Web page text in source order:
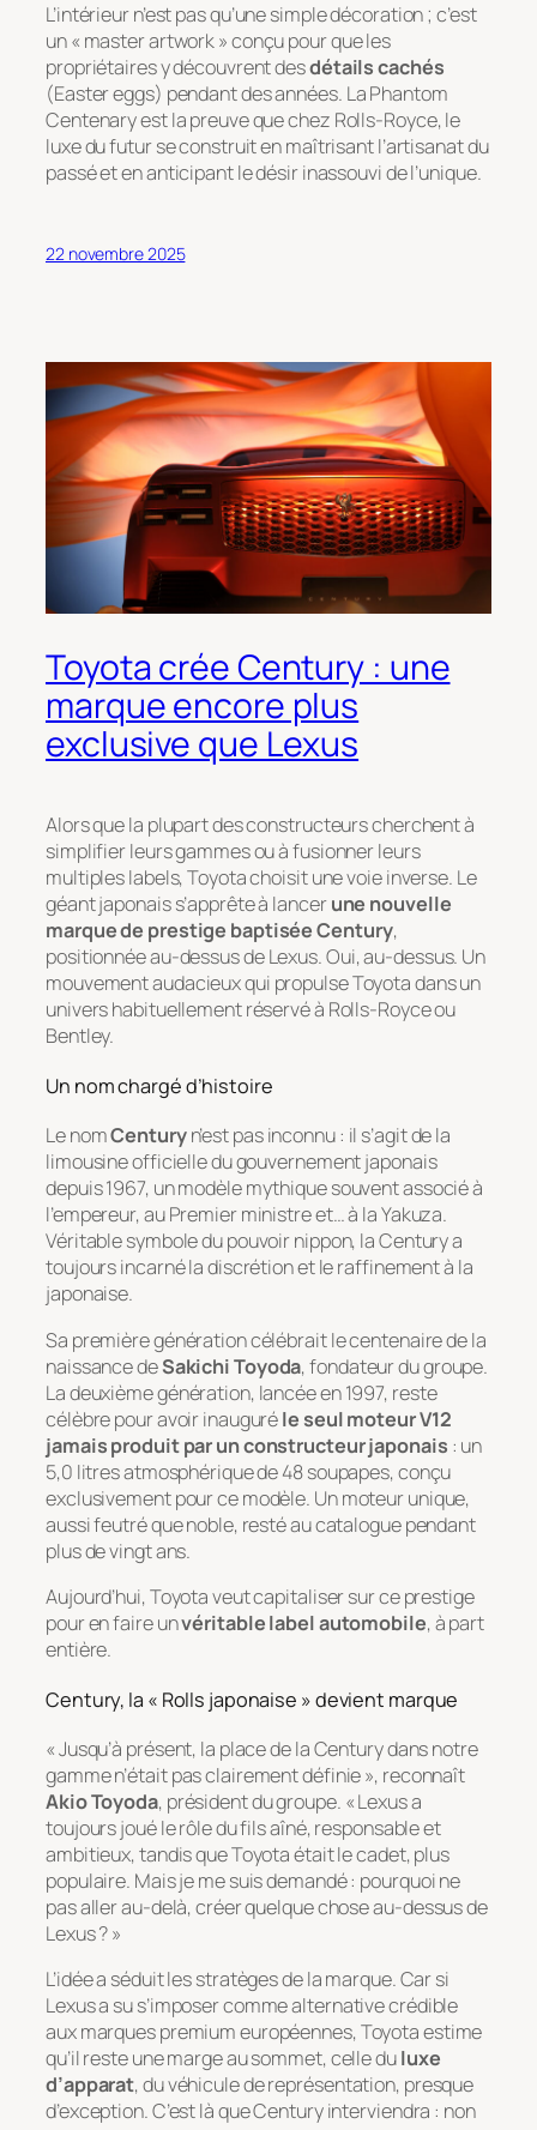
L’intérieur n’est pas qu’une simple décoration ; c’est
un « master artwork» conçu pour que les
propriétaires y découvrent desdétails cachés
(Easter eggs) pendant des années. La Phantom
Centenary est la preuve que chez Rolls-Royce, le
luxe du futur se construit en maîtrisant l’artisanat du
passé et en anticipant le désir inassouvi de l’unique.
22 novembre 2025
Toyota crée Century : une
marque encore plus
exclusive que Lexus
Alors que la plupart des constructeurs cherchent à
simplifier leurs gammes ou à fusionner leurs
multiples labels, Toyota choisit une voie inverse. Le
géant japonais s’apprête à lancerune nouvelle
marque de prestige baptisée Century,
positionnéeau-dessusde Lexus. Oui, au-dessus. Un
mouvement audacieux qui propulse Toyota dans un
univers habituellement réservé à Rolls-Royce ou
Bentley.
Un nom chargé d’histoire
Le nomCenturyn’est pas inconnu : il s’agit de la
limousine officielle du gouvernement japonais
depuis 1967, un modèle mythique souvent associé à
l’empereur, au Premier ministre et… à la Yakuza.
Véritable symbole du pouvoir nippon, la Century a
toujours incarné la discrétion et le raffinement à la
japonaise.
Sa première génération célébrait le centenaire de la
naissance deSakichi Toyoda, fondateur du groupe.
La deuxième génération, lancée en 1997, reste
célèbre pour avoir inauguréle seul moteur V12
jamais produit par un constructeur japonais : un
5,0 litres atmosphérique de 48 soupapes, conçu
exclusivement pour ce modèle. Un moteur unique,
aussi feutré que noble, resté au catalogue pendant
plus de vingt ans.
Aujourd’hui, Toyota veut capitaliser sur ce prestige
pour en faire unvéritable label automobile, à part
entière.
Century, la « Rolls japonaise » devient marque
« Jusqu’à présent, la place de la Century dans notre
gamme n’était pas clairement définie », reconnaît
Akio Toyoda, président du groupe. « Lexus a
toujours joué le rôle du fils aîné, responsable et
ambitieux, tandis que Toyota était le cadet, plus
populaire. Mais je me suis demandé : pourquoi ne
pas aller au-delà, créer quelque choseau-dessusde
Lexus ? »
L’idée a séduit les stratèges de la marque. Car si
Lexus a su s’imposer comme alternative crédible
aux marques premium européennes, Toyota estime
qu’il reste une marge au sommet, celle duluxe
d’apparat, du véhicule de représentation, presque
d’exception. C’est là que Century interviendra : non